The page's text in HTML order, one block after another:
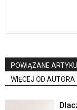
POWIĄZANE
WIĘCEJ OD AUTORA